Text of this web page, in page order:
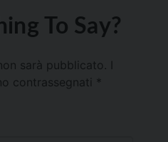
To Say?
sarà pubblicato.
contrassegnati *